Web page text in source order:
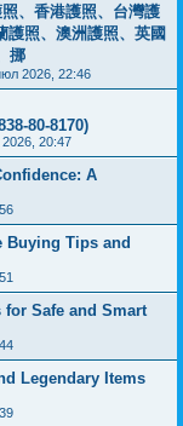
、香港護照、台灣護
護照、澳洲護照、英國
挪
2026, 22:46
80-8170)
20:47
A
Buying Tips and
for Safe and Smart
Legendary Items